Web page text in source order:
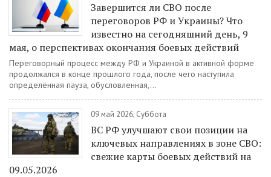
Завершится ли СВО после
переговоров РФ и Украины? Что
известно на сегодняшний день, 9
мая, о перспективах окончания боевых действий
Переговорный процесс между РФ и Украиной в активной форме
продолжался в конце прошлого года, после чего наступила
определённая пауза, обусловленная,...
09 май 2026, Суббота
ВС РФ улучшают свои позиции на
ключевых направлениях в зоне СВО:
свежие карты боевых действий на
09.05.2026